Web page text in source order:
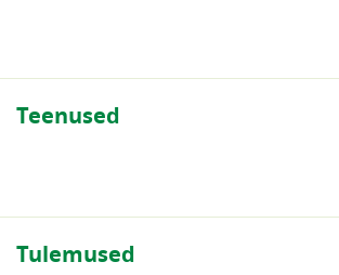
Teenused
Tulemused